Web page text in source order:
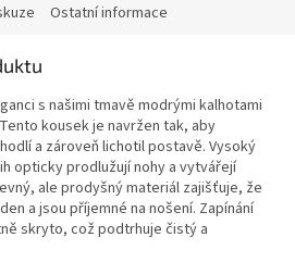
Ostatní informace
s našimi tmavě modrými kalhotami
kousek je navržen tak, aby
a zároveň lichotil postavě. Vysoký
opticky prodlužují nohy a vytvářejí
ale prodyšný materiál zajišťuje, že
a jsou příjemné na nošení. Zapínání
skryto, což podtrhuje čistý a